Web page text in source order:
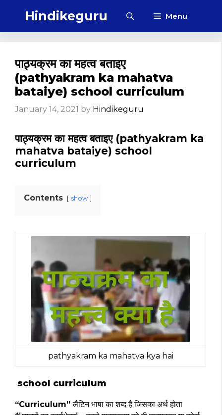
Hindikeguru Menu
पाठ्यक्रम का महत्व बताइए
(pathyakram ka mahatva
bataiye) school curriculum
January 14, 2021 by Hindikeguru
पाठ्यक्रम का महत्व बताइए (pathyakram ka
mahatva bataiye) school
curriculum
Contents show
pathyakram ka mahatva kya hai
school curriculum
“Curriculum”लैटिन भाषा का शब्द है जिसका अर्थ होता